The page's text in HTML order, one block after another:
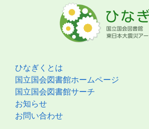
ひなぎくとは
国立国会図書館ホームページ
国立国会図書館サーチ
お知らせ
お問い合わせ